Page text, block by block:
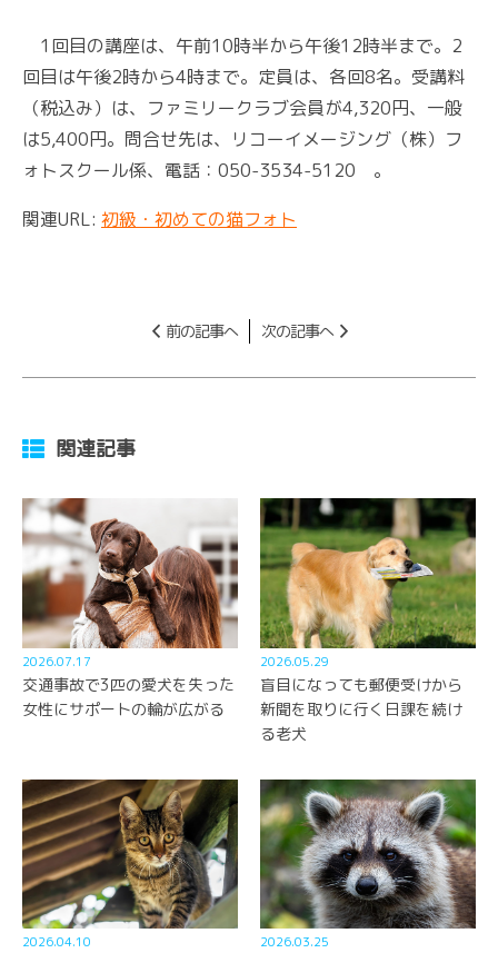
1回目の講座は、午前10時半から午後12時半まで。2
回目は午後2時から4時まで。定員は、各回8名。受講料
（税込み）は、ファミリークラブ会員が4,320円、一般
は5,400円。問合せ先は、リコーイメージング（株）フ
ォトスクール係、電話：050-3534-5120 。
関連URL: 初級・初めての猫フォト
前の記事へ 次の記事へ
関連記事
2026.07.17
交通事故で3匹の愛犬を失った
女性にサポートの輪が広がる
2026.05.29
盲目になっても郵便受けから
新聞を取りに行く日課を続け
る老犬
2026.04.10 2026.03.25